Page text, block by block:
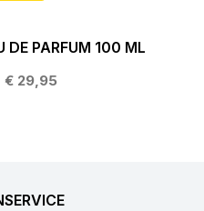
DE PARFUM 100 ML
€ 29,95